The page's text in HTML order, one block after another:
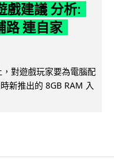
戲建議 分析:
路 連自家
對遊戲玩家要為電腦配
新推出的 8GB RAM 入